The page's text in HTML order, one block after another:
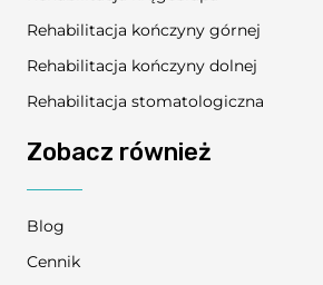
Rehabilitacja kończyny górnej
Rehabilitacja kończyny dolnej
Rehabilitacja stomatologiczna
Zobacz również
Blog
Cennik